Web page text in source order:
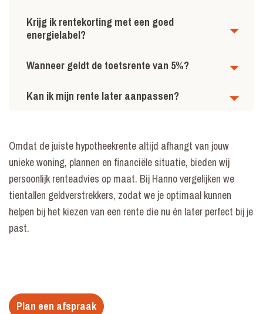
Krijg ik rentekorting met een goed
energielabel?
Wanneer geldt de toetsrente van 5%?
Kan ik mijn rente later aanpassen?
Omdat de juiste hypotheekrente altijd afhangt van jouw
unieke woning, plannen en financiële situatie, bieden wij
persoonlijk renteadvies op maat. Bij Hanno vergelijken we
tientallen geldverstrekkers, zodat we je optimaal kunnen
helpen bij het kiezen van een rente die nu én later perfect bij je
past.
Plan een afspraak